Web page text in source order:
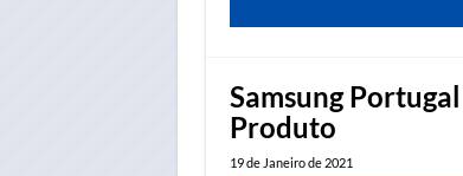
Samsung
Produto
19 de Janeiro de 2021